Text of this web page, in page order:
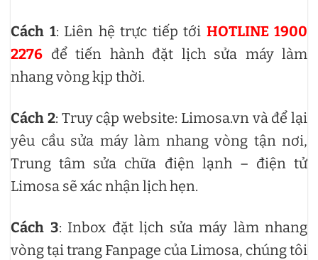
Cách 1: Liên hệ trực tiếp tới HOTLINE 1900
2276 để tiến hành đặt lịch sửa máy làm
nhang vòng kịp thời.
Cách 2: Truy cập website: Limosa.vn và để lại
yêu cầu sửa máy làm nhang vòng tận nơi,
Trung tâm sửa chữa điện lạnh – điện tử
Limosa sẽ xác nhận lịch hẹn.
Cách 3: Inbox đặt lịch sửa máy làm nhang
vòng tại trang Fanpage của Limosa, chúng tôi